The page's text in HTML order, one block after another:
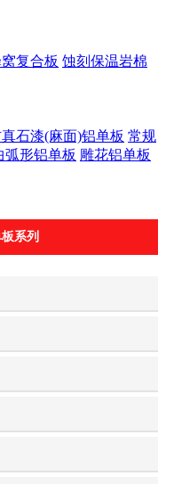
复合板 蚀刻保温岩棉
石漆(麻面)铝单板 常规
弧形铝单板 雕花铝单板
系列